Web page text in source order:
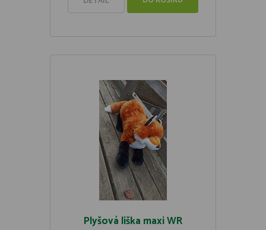
Plyšová liška maxi WR